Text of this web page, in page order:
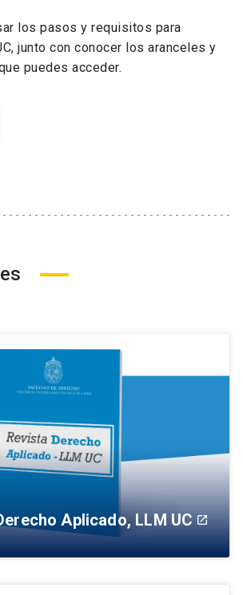
los pasos y requisitos para
junto con conocer los aranceles y
puedes acceder.
Aplicado, LLM UC launch